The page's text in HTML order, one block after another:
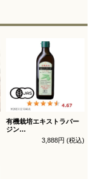
有機栽培エキストラバー
ジン
オリーブオイル シングル
3,888円 (税込)